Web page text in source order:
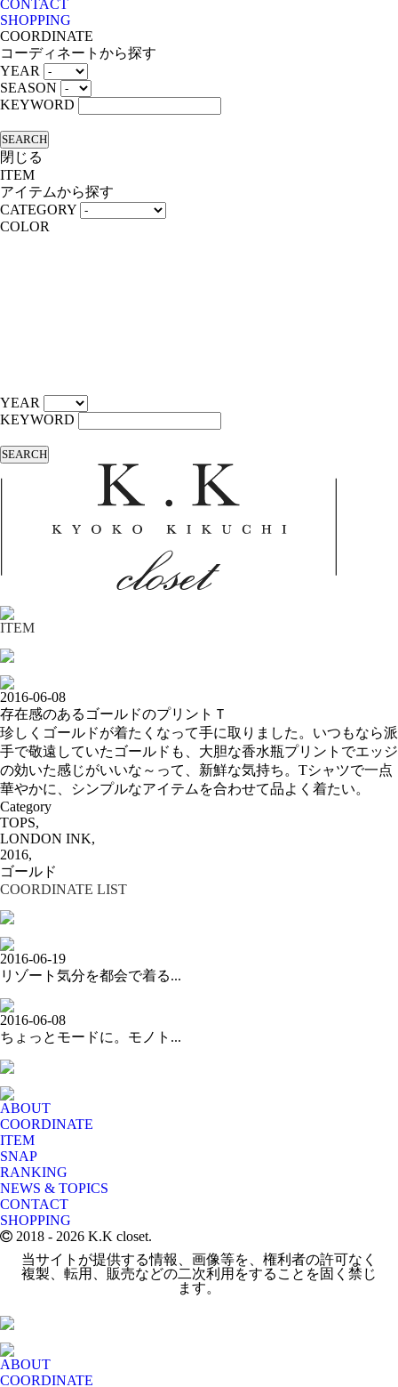
CONTACT
SHOPPING
COORDINATE
コーディネートから探す
YEAR
SEASON
KEYWORD
SEARCH
閉じる
ITEM
アイテムから探す
CATEGORY
COLOR
YEAR
KEYWORD
SEARCH
ITEM
2016-06-08
存在感のあるゴールドのプリントＴ
珍しくゴールドが着たくなって手に取りました。いつもなら派
手で敬遠していたゴールドも、大胆な香水瓶プリントでエッジ
の効いた感じがいいな～って、新鮮な気持ち。Tシャツで一点
華やかに、シンプルなアイテムを合わせて品よく着たい。
Category
TOPS,
LONDON INK,
2016,
ゴールド
COORDINATE LIST
2016-06-19
リゾート気分を都会で着る...
2016-06-08
ちょっとモードに。モノト...
ABOUT
COORDINATE
ITEM
SNAP
RANKING
NEWS & TOPICS
CONTACT
SHOPPING
2018 - 2026 K.K closet.
当サイトが提供する情報、画像等を、権利者の許可なく
複製、転用、販売などの二次利用をすることを固く禁じ
ます。
ABOUT
COORDINATE